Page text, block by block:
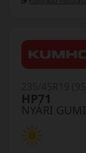
NYÁRI GUMI
HP71